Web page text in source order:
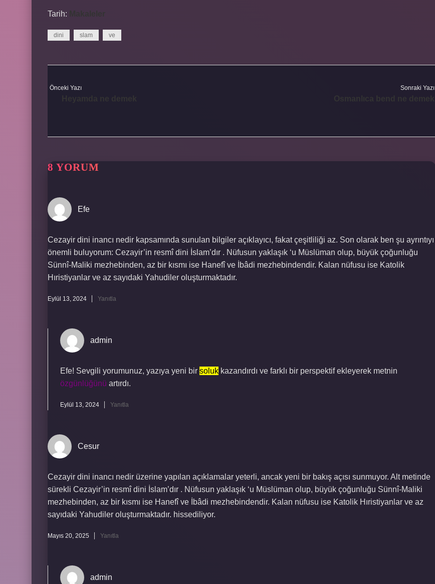
Tarih:
dini slam ve
Önceki Yazı Sonraki Yazı
8 YORUM
Efe
Cezayir dini inancı nedir kapsamında sunulan bilgiler açıklayıcı, fakat çeşitliliği az. Son olarak ben şu ayrıntıyı
önemli buluyorum: Cezayir’in resmî dini İslam’dır . Nüfusun yaklaşık ‘u Müslüman olup, büyük çoğunluğu
Sünnî-Maliki mezhebinden, az bir kısmı ise Hanefî ve İbâdi mezhebindendir. Kalan nüfusu ise Katolik
Hıristiyanlar ve az sayıdaki Yahudiler oluşturmaktadır.
Eylül 13, 2024 Yanıtla
admin
Efe! Sevgili yorumunuz, yazıya yeni bir soluk kazandırdı ve farklı bir perspektif ekleyerek metnin
özgünlüğünü artırdı.
Eylül 13, 2024 Yanıtla
Cesur
Cezayir dini inancı nedir üzerine yapılan açıklamalar yeterli, ancak yeni bir bakış açısı sunmuyor. Alt metinde
sürekli Cezayir’in resmî dini İslam’dır . Nüfusun yaklaşık ‘u Müslüman olup, büyük çoğunluğu Sünnî-Maliki
mezhebinden, az bir kısmı ise Hanefî ve İbâdi mezhebindendir. Kalan nüfusu ise Katolik Hıristiyanlar ve az
sayıdaki Yahudiler oluşturmaktadır. hissediliyor.
Mayıs 20, 2025 Yanıtla
admin